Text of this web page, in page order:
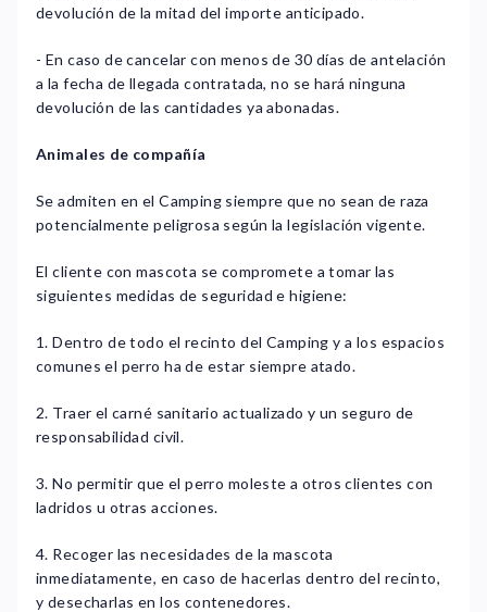
devolución de la mitad del importe anticipado.
- En caso de cancelar con menos de 30 días de antelación
a la fecha de llegada contratada, no se hará ninguna
devolución de las cantidades ya abonadas.
Animales de compañía
Se admiten en el Camping siempre que no sean de raza
potencialmente peligrosa según la legislación vigente.
El cliente con mascota se compromete a tomar las
siguientes medidas de seguridad e higiene:
1. Dentro de todo el recinto del Camping y a los espacios
comunes el perro ha de estar siempre atado.
2. Traer el carné sanitario actualizado y un seguro de
responsabilidad civil.
3. No permitir que el perro moleste a otros clientes con
ladridos u otras acciones.
4. Recoger las necesidades de la mascota
inmediatamente, en caso de hacerlas dentro del recinto,
y desecharlas en los contenedores.